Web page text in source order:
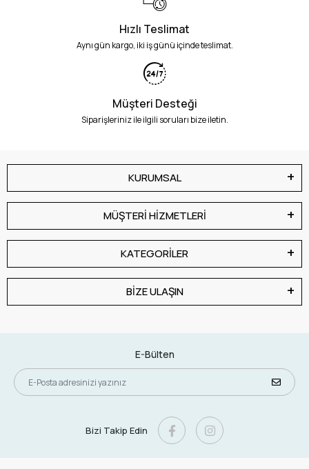
Hızlı Teslimat
Aynı gün kargo, iki iş günü içinde teslimat.
Müşteri Desteği
Siparişleriniz ile ilgili soruları bize iletin.
KURUMSAL
MÜŞTERİ HİZMETLERİ
KATEGORİLER
BİZE ULAŞIN
E-Bülten
Bizi Takip Edin